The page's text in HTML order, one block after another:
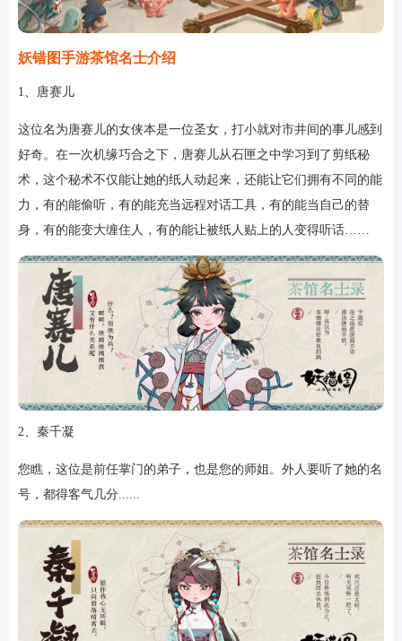
专题
妖错图手游茶馆名士介绍
1、唐赛儿
这位名为唐赛儿的女侠本是一位圣女，打小就对市井间的事儿感到
好奇。在一次机缘巧合之下，唐赛儿从石匣之中学习到了剪纸秘
术，这个秘术不仅能让她的纸人动起来，还能让它们拥有不同的能
力，有的能偷听，有的能充当远程对话工具，有的能当自己的替
身，有的能变大缠住人，有的能让被纸人贴上的人变得听话……
2、秦千凝
您瞧，这位是前任掌门的弟子，也是您的师姐。外人要听了她的名
号，都得客气几分......